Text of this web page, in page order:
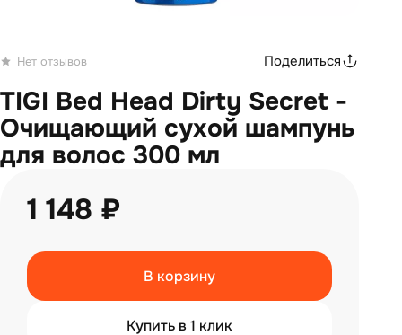
Нет отзывов Поделиться
TIGI Bed Head Dirty Secret -
Очищающий сухой шампунь
для волос 300 мл
1 148 ₽
В корзину
Купить в 1 клик